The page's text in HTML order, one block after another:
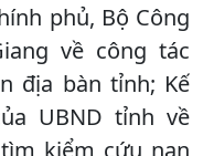
phủ, Bộ Công
về công tác
địa bàn tỉnh; Kế
UBND tỉnh về
kiểm cứu nạn